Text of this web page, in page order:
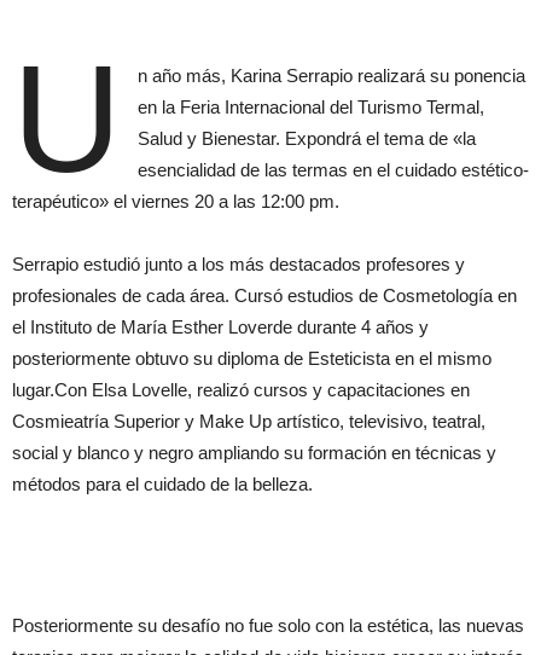
U
n año más, Karina Serrapio realizará su ponencia
en la Feria Internacional del Turismo Termal,
Salud y Bienestar. Expondrá el tema de «la
esencialidad de las termas en el cuidado estético-
terapéutico» el viernes 20 a las 12:00 pm.
Serrapio estudió junto a los más destacados profesores y
profesionales de cada área. Cursó estudios de Cosmetología en
el Instituto de María Esther Loverde durante 4 años y
posteriormente obtuvo su diploma de Esteticista en el mismo
lugar.Con Elsa Lovelle, realizó cursos y capacitaciones en
Cosmieatría Superior y Make Up artístico, televisivo, teatral,
social y blanco y negro ampliando su formación en técnicas y
métodos para el cuidado de la belleza.
Posteriormente su desafío no fue solo con la estética, las nuevas